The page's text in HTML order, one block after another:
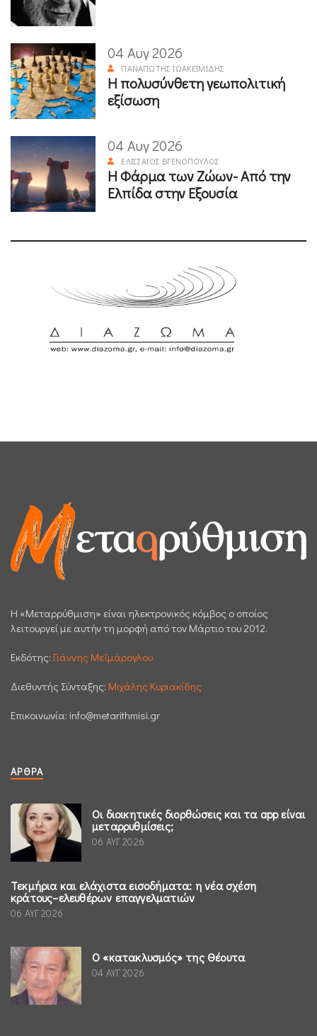
04 Αυγ 2026
ΠΑΝΑΓΙΏΤΗΣ ΙΩΑΚΕΙΜΊΔΗΣ
Η πολυσύνθετη γεωπολιτική
εξίσωση
04 Αυγ 2026
ΕΛΙΣΣΑΊΟΣ ΒΓΕΝΌΠΟΥΛΟΣ
Η Φάρμα των Ζώων- Από την
Ελπίδα στην Εξουσία
H «Μεταρρύθμιση» είναι ηλεκτρονικός κόμβος ο οποίος
λειτουργεί με αυτήν τη μορφή από τον Μάρτιο του 2012.
Εκδότης: Γιάννης Μεϊμάρογλου
Διεθυντής Σύνταξης: Μιχάλης Κυριακίδης
Επικοινωνία: info@metarithmisi.gr
ΆΡΘΡΑ
Οι διοικητικές διορθώσεις και τα app είναι
μεταρρυθμίσεις;
06 ΑΥΓ 2026
Τεκμήρια και ελάχιστα εισοδήματα: η νέα σχέση
κράτους–ελευθέρων επαγγελματιών
06 ΑΥΓ 2026
Ο «κατακλυσμός» της Θέουτα
04 ΑΥΓ 2026